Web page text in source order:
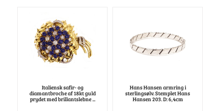
Italiensk safir- og
diamantbroche af 18kt guld
prydet med brillantslebne ...
Hans Hansen armring i
sterlingsølv. Stemplet Hans
Hansen 203. D: 6,4cm